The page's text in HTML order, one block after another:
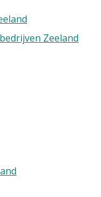
Zeeland